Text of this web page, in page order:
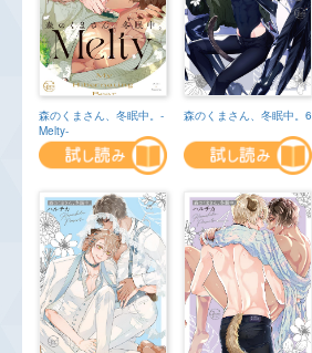
森のくまさん、冬眠中。-
Melty-
森のくまさん、冬眠中。6